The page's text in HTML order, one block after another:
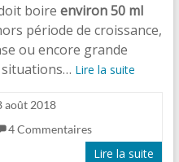
boire environ 50 ml
période de croissance,
ou encore grande
situations… Lire la suite
août 2018
4 Commentaires
Lire la suite